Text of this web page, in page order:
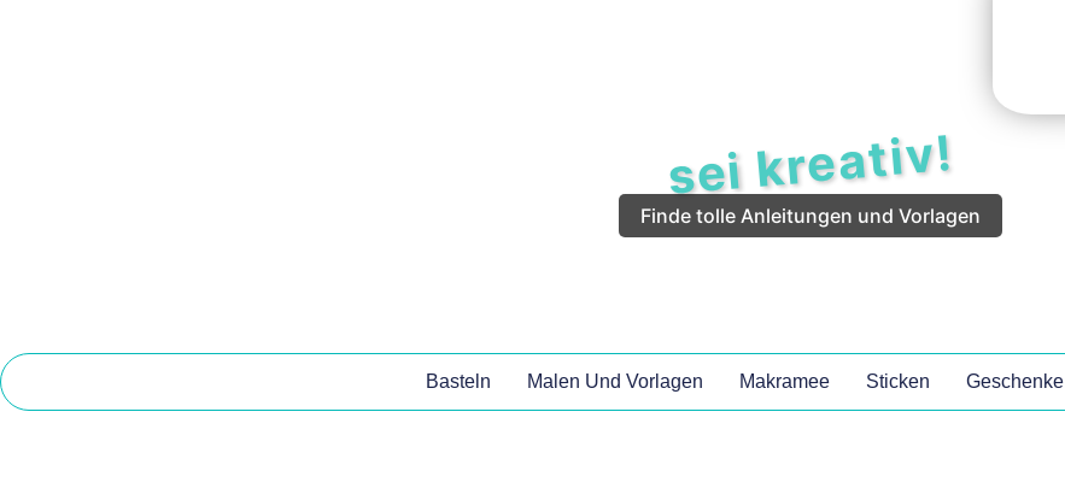
sei kreativ!
Finde tolle Anleitungen und Vorlagen
Basteln Malen Und Vorlagen Makramee Sticken Geschenke